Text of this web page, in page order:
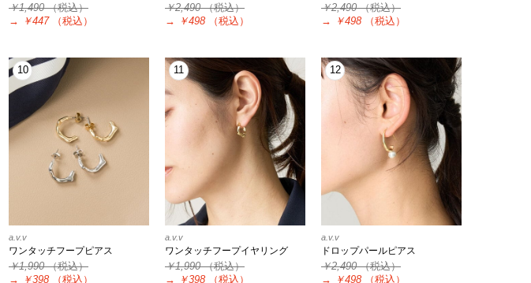
￥1,490（税込）
→
￥447 （税込）
￥2,490（税込）
→
￥498 （税込）
￥2,490（税込）
→
￥498 （税込）
10
a.v.v
ワンタッチフープピアス
￥1,990（税込）
→
￥398 （税込）
11
a.v.v
ワンタッチフープイヤリング
￥1,990（税込）
→
￥398 （税込）
12
a.v.v
ドロップパールピアス
￥2,490（税込）
→
￥498 （税込）